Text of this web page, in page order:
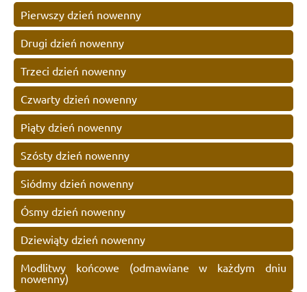
Pierwszy dzień nowenny
Drugi dzień nowenny
Trzeci dzień nowenny
Czwarty dzień nowenny
Piąty dzień nowenny
Szósty dzień nowenny
Siódmy dzień nowenny
Ósmy dzień nowenny
Dziewiąty dzień nowenny
Modlitwy końcowe (odmawiane w każdym dniu
nowenny)